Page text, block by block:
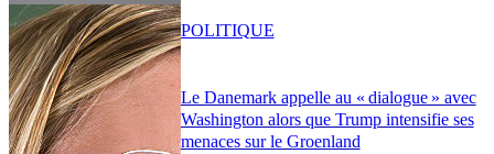
Le Danemark appelle au « dialogue » avec
Washington alors que Trump intensifie ses
menaces sur le Groenland
POLITIQUE